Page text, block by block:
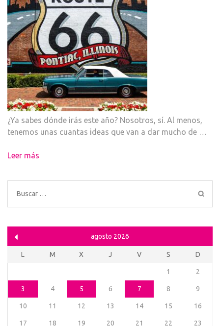
¿Ya sabes dónde irás este año? Nosotros, sí. Al menos,
tenemos unas cuantas ideas que van a dar mucho de …
Leer más
Buscar:
agosto 2026
L M X J V S D
1 2
3 4 5 6 7 8 9
10 11 12 13 14 15 16
17 18 19 20 21 22 23